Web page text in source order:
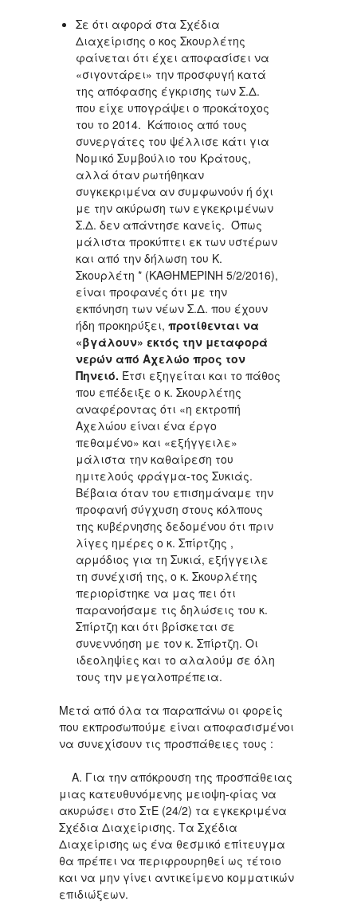
Σε ότι αφορά στα Σχέδια
Διαχείρισης ο κος Σκουρλέτης
φαίνεται ότι έχει αποφασίσει να
«σιγοντάρει» την προσφυγή κατά
της απόφασης έγκρισης των Σ.Δ.
που είχε υπογράψει ο προκάτοχος
του το 2014. Κάποιος από τους
συνεργάτες του ψέλλισε κάτι για
Νομικό Συμβούλιο του Κράτους,
αλλά όταν ρωτήθηκαν
συγκεκριμένα αν συμφωνούν ή όχι
με την ακύρωση των εγκεκριμένων
Σ.Δ. δεν απάντησε κανείς. Όπως
μάλιστα προκύπτει εκ των υστέρων
και από την δήλωση του Κ.
Σκουρλέτη * (ΚΑΘΗΜΕΡΙΝΗ 5/2/2016),
είναι προφανές ότι με την
εκπόνηση των νέων Σ.Δ. που έχουν
ήδη προκηρύξει, προτίθενται να
«βγάλουν» εκτός την μεταφορά
νερών από Αχελώο προς τον
Πηνειό. Έτσι εξηγείται και το πάθος
που επέδειξε ο κ. Σκουρλέτης
αναφέροντας ότι «η εκτροπή
Αχελώου είναι ένα έργο
πεθαμένο» και «εξήγγειλε»
μάλιστα την καθαίρεση του
ημιτελούς φράγμα-τος Συκιάς.
Βέβαια όταν του επισημάναμε την
προφανή σύγχυση στους κόλπους
της κυβέρνησης δεδομένου ότι πριν
λίγες ημέρες ο κ. Σπίρτζης ,
αρμόδιος για τη Συκιά, εξήγγειλε
τη συνέχισή της, ο κ. Σκουρλέτης
περιορίστηκε να μας πει ότι
παρανοήσαμε τις δηλώσεις του κ.
Σπίρτζη και ότι βρίσκεται σε
συνεννόηση με τον κ. Σπίρτζη. Οι
ιδεοληψίες και το αλαλούμ σε όλη
τους την μεγαλοπρέπεια.
Μετά από όλα τα παραπάνω οι φορείς
που εκπροσωπούμε είναι αποφασισμένοι
να συνεχίσουν τις προσπάθειες τους :
Α. Για την απόκρουση της προσπάθειας
μιας κατευθυνόμενης μειοψη-φίας να
ακυρώσει στο ΣτΕ (24/2) τα εγκεκριμένα
Σχέδια Διαχείρισης. Τα Σχέδια
Διαχείρισης ως ένα θεσμικό επίτευγμα
θα πρέπει να περιφρουρηθεί ως τέτοιο
και να μην γίνει αντικείμενο κομματικών
επιδιώξεων.